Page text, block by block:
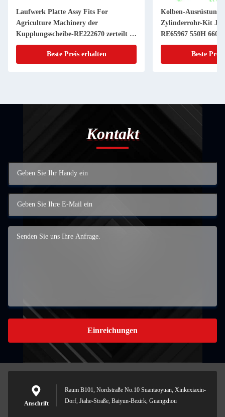
Fits For
der
RE222670 zerteilt 11
Kolben-Ausrüstung Kolben-
Zylinderrohr-Kit JDs RE507920
RE65967 550H 6603 4045T 6068T
Powerthch Turbo
Kontakt
Einreichungen
Anschrift
Raum B101, Nordstraße No.10 Suantaoyuan, Xinkexiaxin-
Dorf, Jiahe-Straße, Baiyun-Bezirk, Guangzhou